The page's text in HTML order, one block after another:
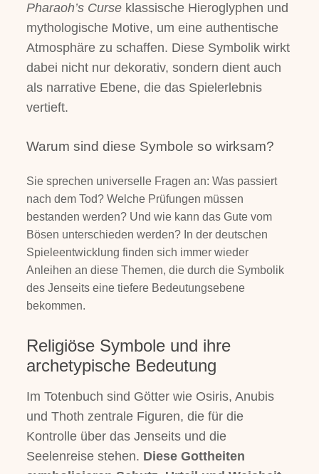
Pharaoh’s Curseklassische Hieroglyphen und
mythologische Motive, um eine authentische
Atmosphäre zu schaffen. Diese Symbolik wirkt
dabei nicht nur dekorativ, sondern dient auch
als narrative Ebene, die das Spielerlebnis
vertieft.
Warum sind diese Symbole so wirksam?
Sie sprechen universelle Fragen an: Was passiert
nach dem Tod? Welche Prüfungen müssen
bestanden werden? Und wie kann das Gute vom
Bösen unterschieden werden? In der deutschen
Spieleentwicklung finden sich immer wieder
Anleihen an diese Themen, die durch die Symbolik
des Jenseits eine tiefere Bedeutungsebene
bekommen.
Religiöse Symbole und ihre
archetypische Bedeutung
Im Totenbuch sind Götter wie Osiris, Anubis
und Thoth zentrale Figuren, die für die
Kontrolle über das Jenseits und die
Seelenreise stehen. Diese Gottheiten